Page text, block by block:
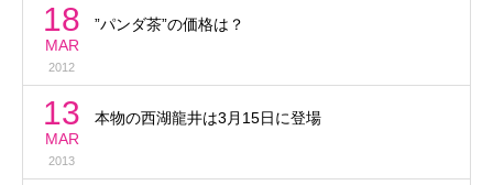
18
MAR
2012
”パンダ茶”の価格は？
13
MAR
2013
本物の西湖龍井は3月15日に登場